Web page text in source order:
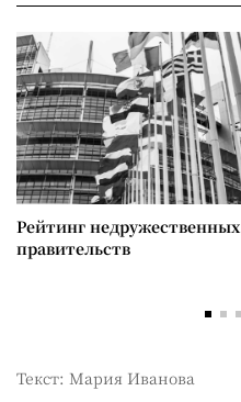
Рейтинг недружественных
правительств
Текст: Мария Иванова